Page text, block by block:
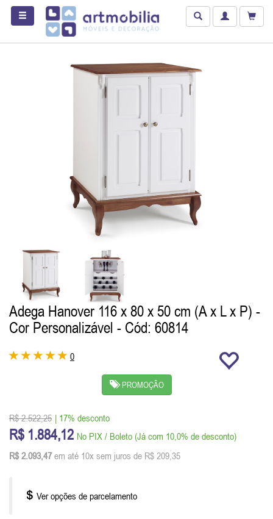
Adega Hanover 116 x 80 x 50 cm (A x L x P) -
Cor Personalizável - Cód: 60814
0
PROMOÇÃO
R$ 2.522,25 | 17% desconto
R$ 1.884,12 No PIX / Boleto (Já com 10,0% de desconto)
R$ 2.093,47 em até 10x sem juros de R$ 209,35
Ver opções de parcelamento